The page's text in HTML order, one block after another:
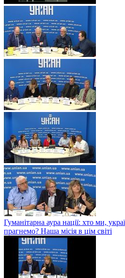
Гуманітарна аура нації: хто ми,
прагнемо? Наша місія в цім світі